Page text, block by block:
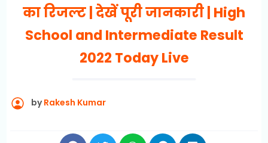
का रिजल्ट | देखें पूरी जानकारी | High
School and Intermediate Result
2022 Today Live
byRakesh Kumar